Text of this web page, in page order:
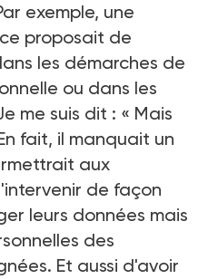
exemple, une
proposait de
les démarches de
ou dans les
me suis dit : « Mais
fait, il manquait un
aux
de façon
leurs données mais
des
Et aussi d'avoir